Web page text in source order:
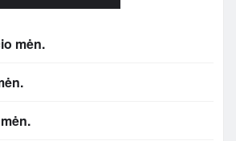
mėn.